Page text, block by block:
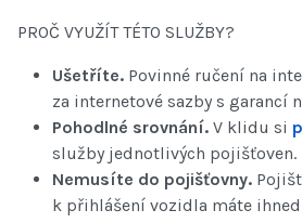
PROČ VYUŽÍT TÉTO SLUŽBY?
Ušetříte. Povinné ručení na
za internetové sazby s garancí
Pohodlné srovnání. V klidu si
služby jednotlivých pojišťoven.
Nemusíte do pojišťovny.
k přihlášení vozidla máte